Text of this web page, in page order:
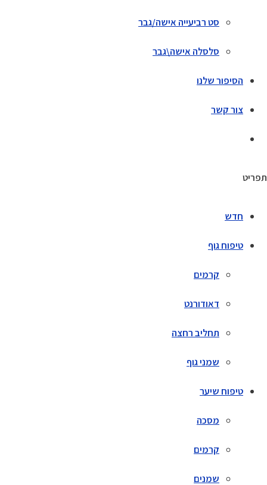
סט רביעייה אישה/גבר
סלסלה אישה\גבר
הסיפור שלנו
צור קשר
תפריט
חדש
טיפוח גוף
קרמים
דאודורנט
תחליב רחצה
שמני גוף
טיפוח שיער
מסכה
קרמים
שמנים